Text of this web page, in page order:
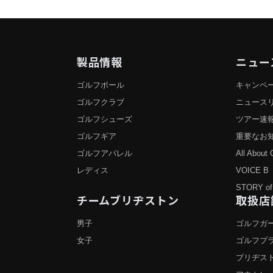
製品情報
ゴルフボール
ゴルフクラブ
ゴルフシューズ
ゴルフギア
ゴルフアパレル
レディス
ニュ
キャンペ
ニュース
ツアー速
重要なお
All About
VOICE B
STORY
チームブリヂストン
男子
女子
取扱
ゴルフガ
ゴルフプ
ブリヂス